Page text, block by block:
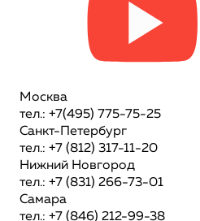
Москва
тел.: +7(495) 775-75-25
Санкт-Петербург
тел.: +7 (812) 317-11-20
Нижний Новгород
тел.: +7 (831) 266-73-01
Самара
тел.: +7 (846) 212-99-38